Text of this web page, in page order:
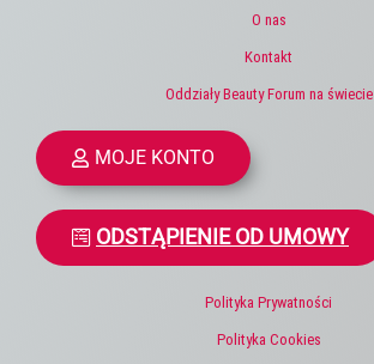
O nas
Kontakt
Oddziały Beauty Forum na świecie
MOJE KONTO
ODSTĄPIENIE OD UMOWY
Polityka Prywatności
Polityka Cookies